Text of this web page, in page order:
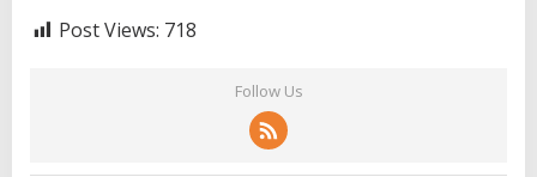
Post Views: 718
Follow Us